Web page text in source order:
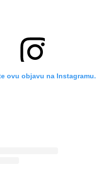
ovu objavu na Instagramu.